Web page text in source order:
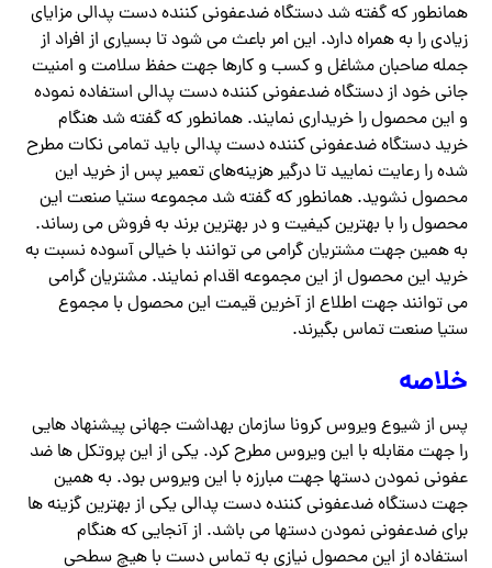
همانطور که گفته شد دستگاه ضدعفونی کننده دست پدالی مزایای
زیادی را به همراه دارد. این امر باعث می شود تا بسیاری از افراد از
جمله صاحبان مشاغل و کسب و کارها جهت حفظ سلامت و امنیت
جانی خود از دستگاه ضدعفونی کننده دست پدالی استفاده نموده
و این محصول را خریداری نمایند. همانطور که گفته شد هنگام
خرید دستگاه ضدعفونی کننده دست پدالی باید تمامی نکات مطرح
شده را رعایت نمایید تا درگیر هزینه‌های تعمیر پس از خرید این
محصول نشوید. همانطور که گفته شد مجموعه ستیا صنعت این
محصول را با بهترین کیفیت و در بهترین برند به فروش می رساند.
به همین جهت مشتریان گرامی می توانند با خیالی آسوده نسبت به
خرید این محصول از این مجموعه اقدام نمایند. مشتریان گرامی
می توانند جهت اطلاع از آخرین قیمت این محصول با مجموع
ستیا صنعت تماس بگیرند.
خلاصه
پس از شیوع ویروس کرونا سازمان بهداشت جهانی پیشنهاد هایی
را جهت مقابله با این ویروس مطرح کرد. یکی از این پروتکل ها ضد
عفونی نمودن دستها جهت مبارزه با این ویروس بود. به همین
جهت دستگاه ضدعفونی کننده دست پدالی یکی از بهترین گزینه ها
برای ضدعفونی نمودن دستها می باشد. از آنجایی که هنگام
استفاده از این محصول نیازی به تماس دست با هیچ سطحی